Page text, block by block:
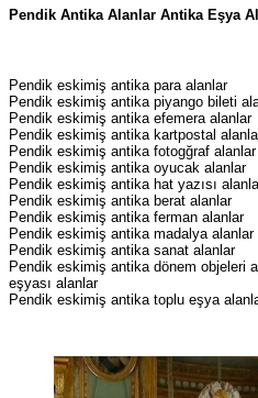
Pendik Antika Alanlar Antika Eşya
Pendik eskimiş antika para alanlar
Pendik eskimiş antika piyango bileti
Pendik eskimiş antika efemera alanlar
Pendik eskimiş antika kartpostal
Pendik eskimiş antika fotogğraf alanlar
Pendik eskimiş antika oyucak alanlar
Pendik eskimiş antika hat yazısı
Pendik eskimiş antika berat alanlar
Pendik eskimiş antika ferman alanlar
Pendik eskimiş antika madalya alanlar
Pendik eskimiş antika sanat alanlar
Pendik eskimiş antika dönem objeleri
eşyası alanlar
Pendik eskimiş antika toplu eşya